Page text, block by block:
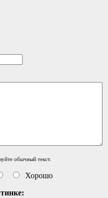
обычный текст.
Хорошо